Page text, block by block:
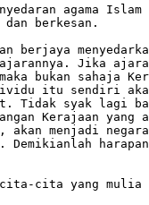
agama Islam
berkesan.
berjaya
Jika
bukan sahaja
itu sendiri
Tidak syak lagi
Kerajaan
menjadi negara
Demikianlah
cita-cita yang